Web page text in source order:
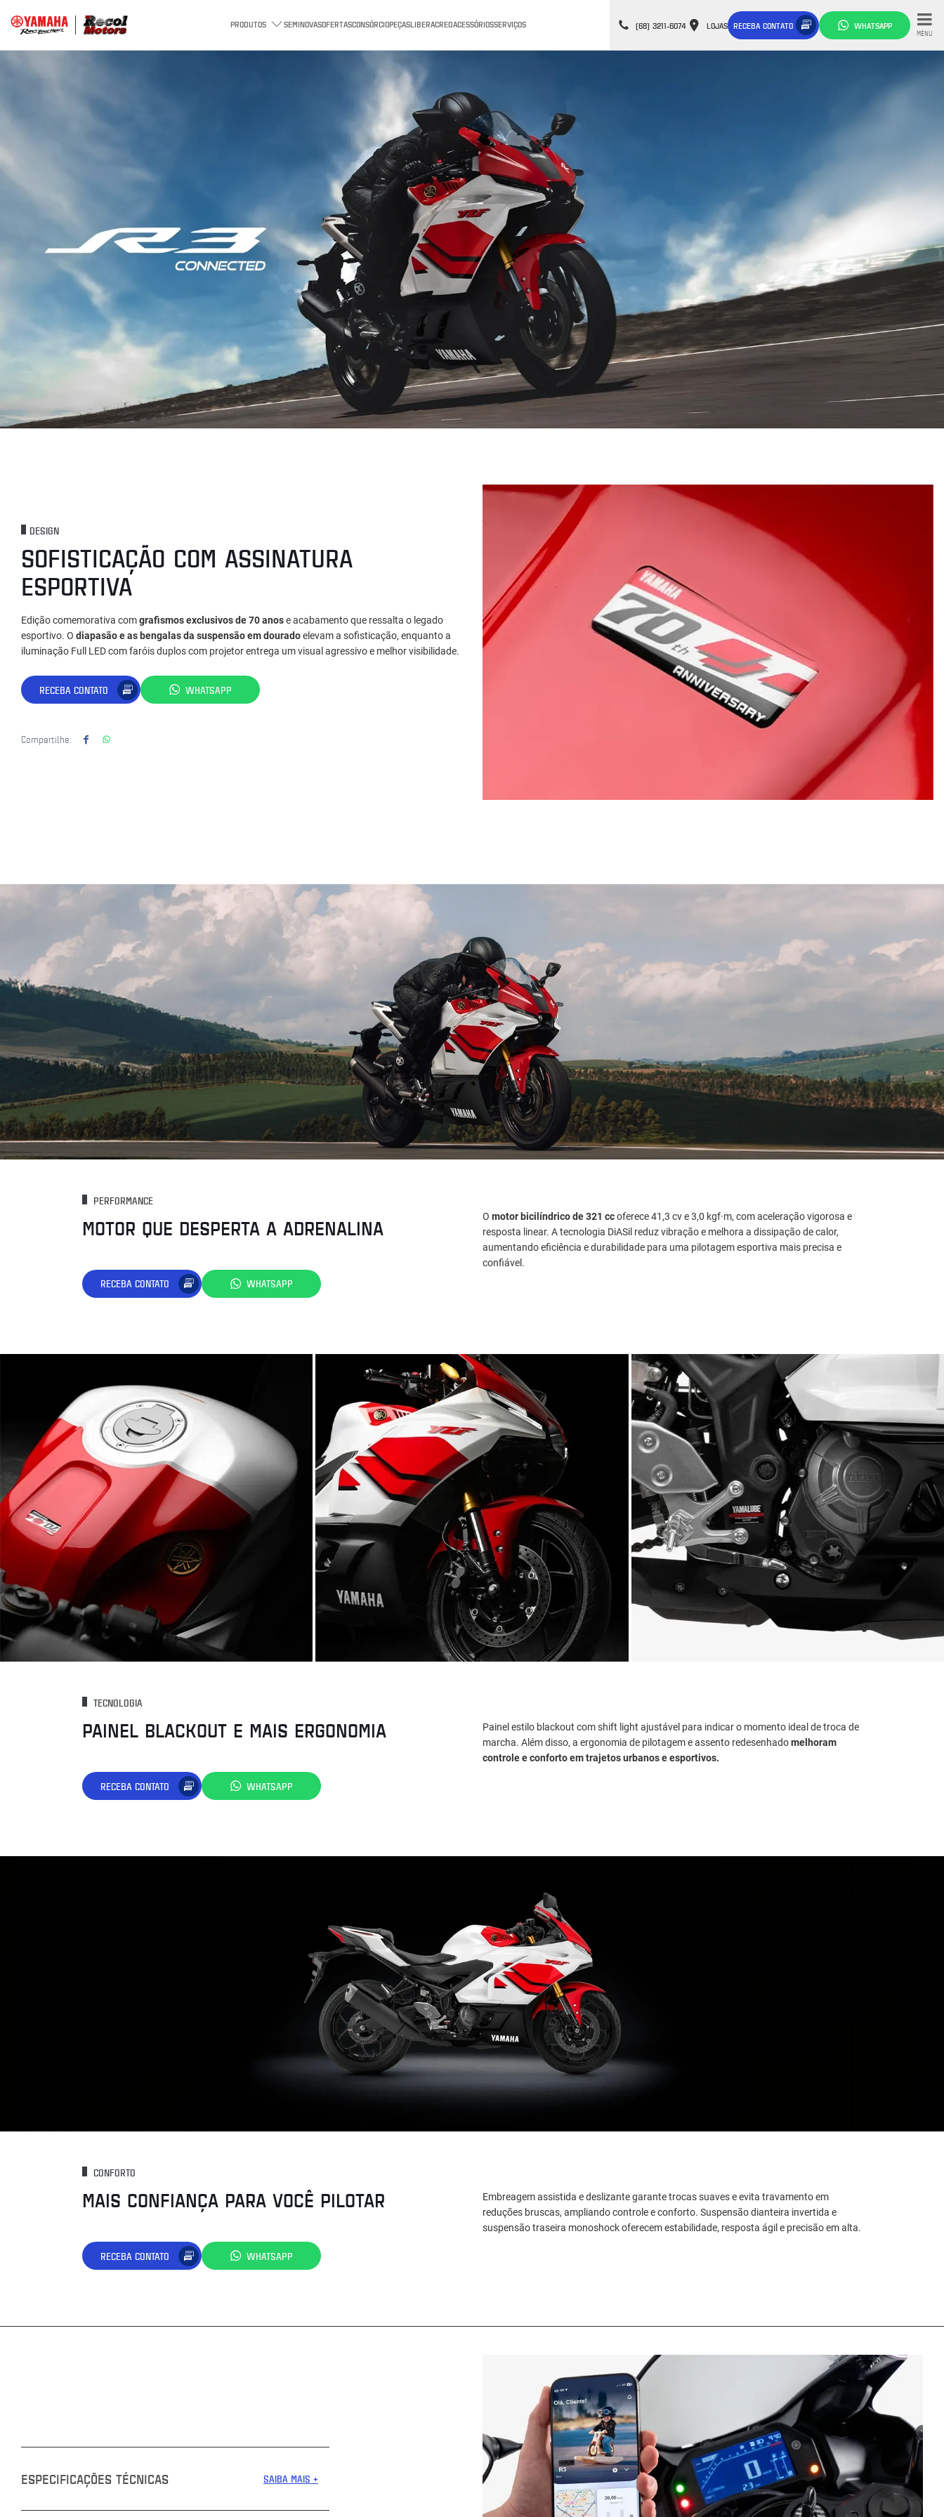
PRODUTOS SEMINOVASOFERTASCONSÓRCIOPEÇASLIBERACREDACESSÓRIOSSERVIÇOS (68) 3211-6074 LOJAS RECEBA CONTATO WHATSAPP
MENU
DESIGN
SOFISTICAÇÃO COM ASSINATURA
ESPORTIVA
Edição comemorativa comgrafismos exclusivos de 70 anose acabamento que ressalta o legado
esportivo. O diapasão e as bengalas da suspensão em douradoelevam a sofisticação, enquanto a
iluminação Full LED com faróis duplos com projetor entrega um visual agressivo e melhor visibilidade.
RECEBA CONTATO WHATSAPP
Compartilhe:
PERFORMANCE
MOTOR QUE DESPERTA A ADRENALINA
RECEBA CONTATO WHATSAPP
O motor bicilíndrico de 321 ccoferece 41,3 cv e 3,0 kgf·m, com aceleração vigorosa e
resposta linear. A tecnologia DiASil reduz vibração e melhora a dissipação de calor,
aumentando eficiência e durabilidade para uma pilotagem esportiva mais precisa e
confiável.
TECNOLOGIA
PAINEL BLACKOUT E MAIS ERGONOMIA
RECEBA CONTATO WHATSAPP
Painel estilo blackout com shift light ajustável para indicar o momento ideal de troca de
marcha. Além disso, a ergonomia de pilotagem e assento redesenhadomelhoram
controle e conforto em trajetos urbanos e esportivos.
CONFORTO
MAIS CONFIANÇA PARA VOCÊ PILOTAR
RECEBA CONTATO WHATSAPP
Embreagem assistida e deslizante garante trocas suaves e evita travamento em
reduções bruscas, ampliando controle e conforto. Suspensão dianteira invertida e
suspensão traseira monoshock oferecem estabilidade, resposta ágil e precisão em alta.
ESPECIFICAÇÕES TÉCNICAS SAIBA MAIS +